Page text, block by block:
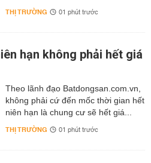
THỊ TRƯỜNG 01 phút trước
hạn không phải hết giá
Theo lãnh đạo Batdongsan.com.vn,
không phải cứ đến mốc thời gian hết
niên hạn là chung cư sẽ hết giá...
THỊ TRƯỜNG 01 phút trước